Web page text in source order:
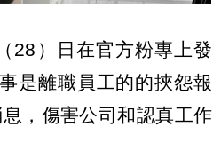
28）日在官方粉專上發
是離職員工的的挾怨報
，傷害公司和認真工作